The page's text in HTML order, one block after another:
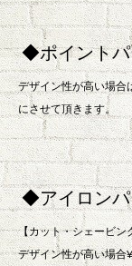
◆ポイントパ
デザイン性が高い場合
にさせて頂きます。
◆アイロンパ
【カット・シェービン
デザイン性が高い場合